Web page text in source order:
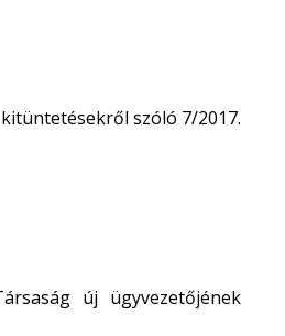
szóló 7/2017.
új ügyvezetőjének